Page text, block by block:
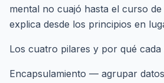
mental no cuajó hasta el curso
explica desde los principios en
Los cuatro pilares y por qué
Encapsulamiento — agrupar